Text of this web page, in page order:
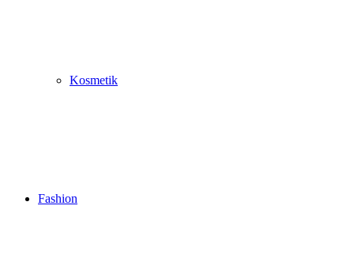
Kosmetik
Fashion